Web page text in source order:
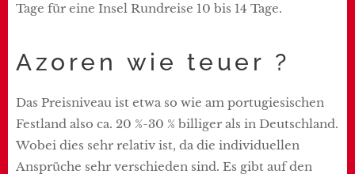
Tage für eine Insel Rundreise 10 bis 14 Tage.
Azoren wie teuer ?
Das Preisniveau ist etwa so wie am portugiesischen
Festland also ca. 20 %-30 % billiger als in Deutschland.
Wobei dies sehr relativ ist, da die individuellen
Ansprüche sehr verschieden sind. Es gibt auf den